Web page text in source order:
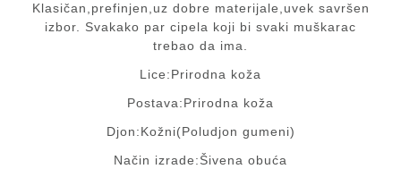
Klasičan,prefinjen,uz dobre materijale,uvek savršen
izbor. Svakako par cipela koji bi svaki muškarac
trebao da ima.
Lice:Prirodna koža
Postava:Prirodna koža
Djon:Kožni(Poludjon gumeni)
Način izrade:Šivena obuća